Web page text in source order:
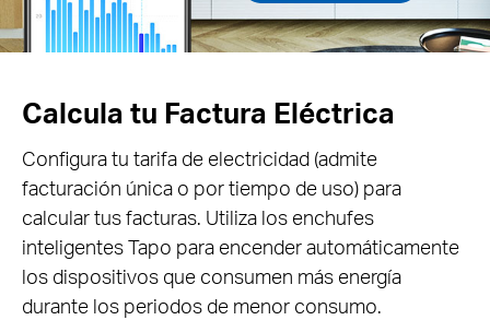
Calcula tu Factura Eléctrica
Configura tu tarifa de electricidad (admite
facturación única o por tiempo de uso) para
calcular tus facturas. Utiliza los enchufes
inteligentes Tapo para encender automáticamente
los dispositivos que consumen más energía
durante los periodos de menor consumo.